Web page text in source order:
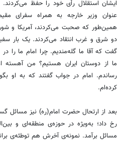
عنوان وزیر خارجه به همراه سفرای
همین‌طور که صحبت می‌کردند، آمریکا و
دو شرق و غرب انتقاد می‌کردند. یک بار
گفت که آقا ما گله‌مندیم. چرا امام ما را
ما از دوستان ایران هستیم؟ من آهسته
رساندم. امام در جواب گفتند که به او
کرده‌ام.
بعد از ارتحال حضرت امام(ره) نیز مسائل
رخ داد؛ به‌ویژه در حوزه‌ی منطقه‌ای و
مسائل برآمد. نمونه‌ی‌ آخرش هم توطئه‌ی